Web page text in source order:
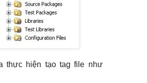
thực hiện tạo tag file như